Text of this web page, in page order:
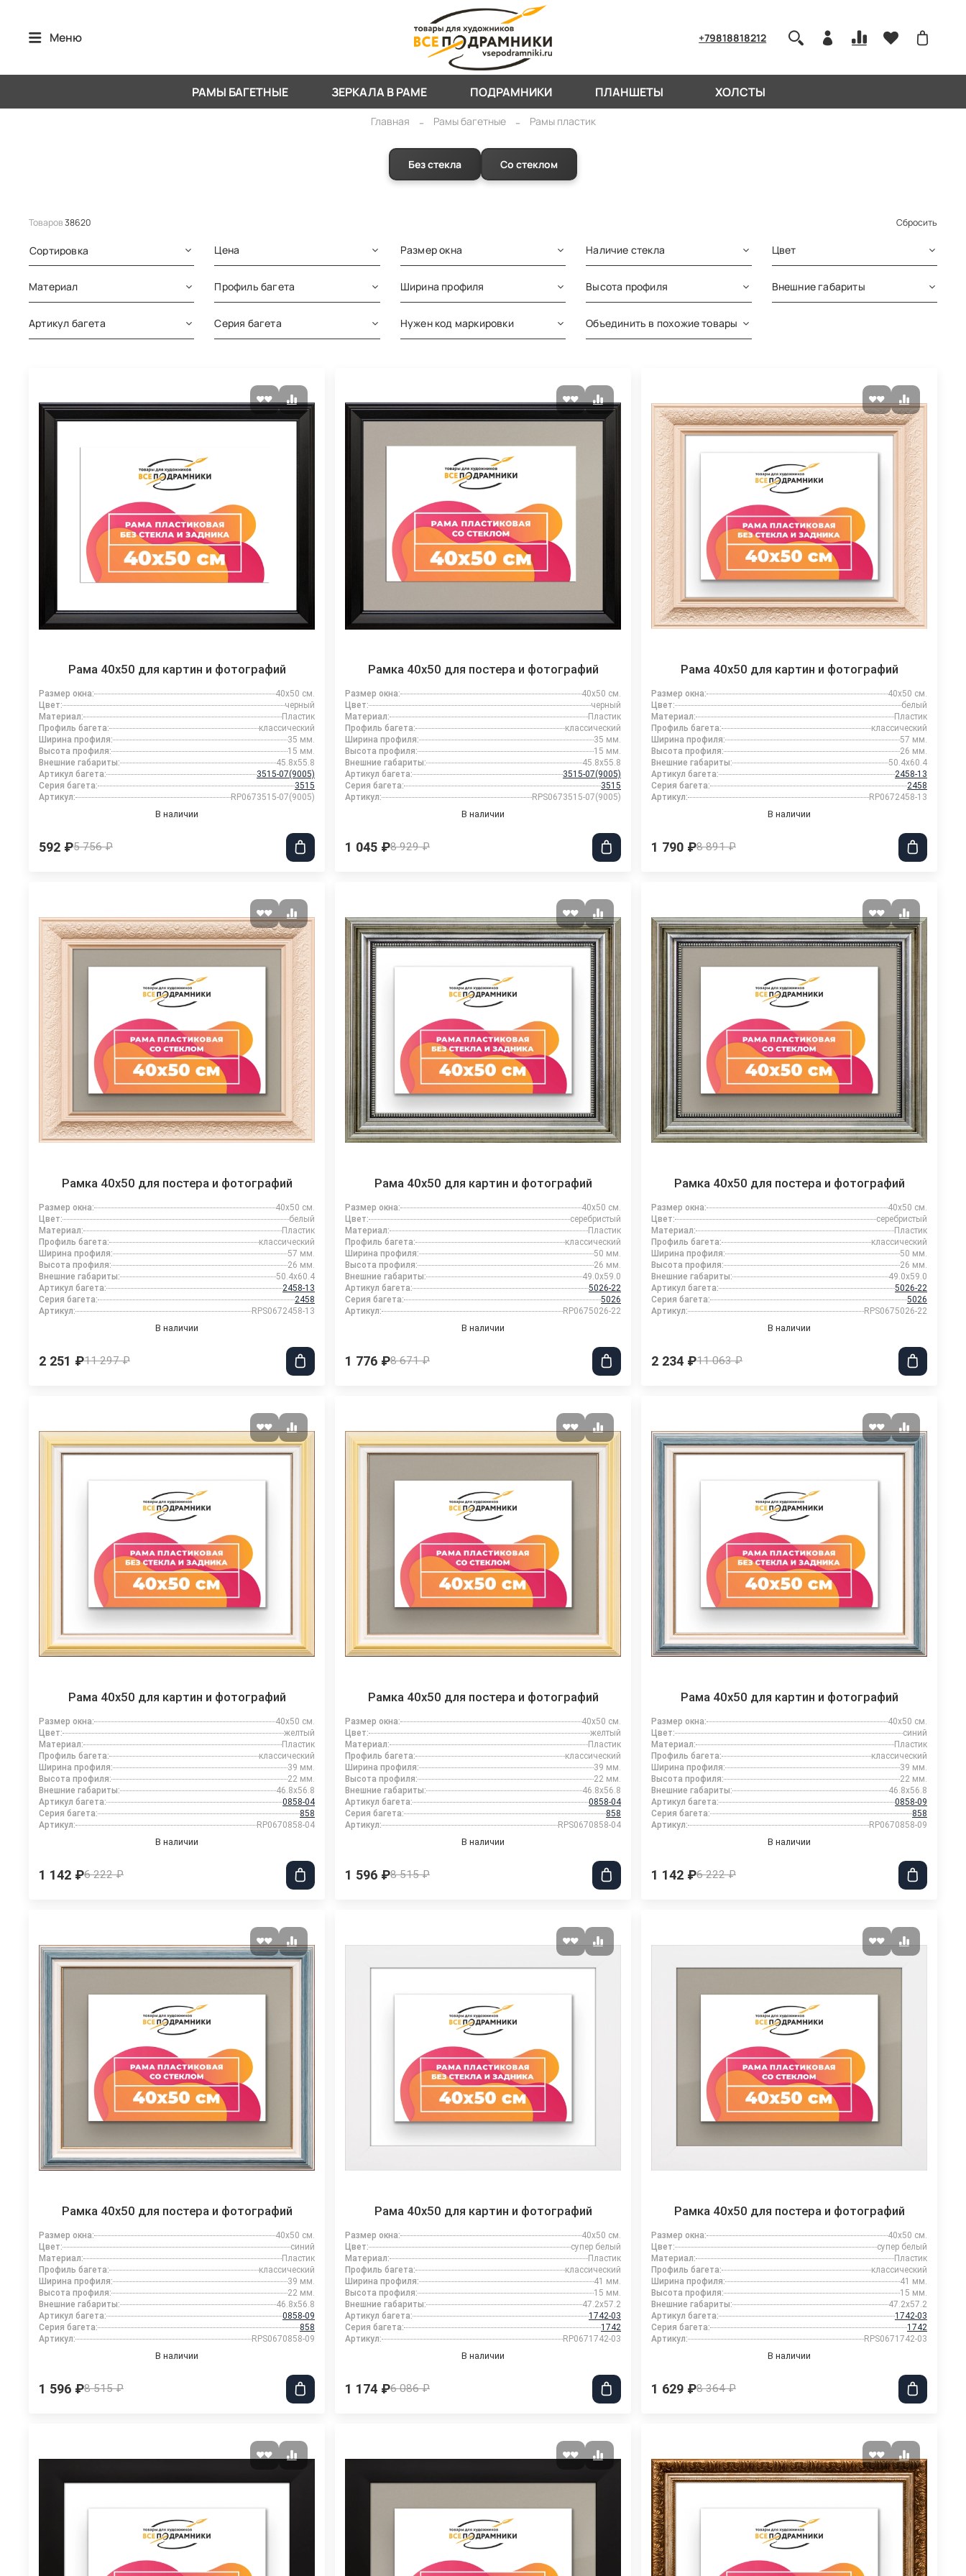
Меню +79818818212
РАМЫ БАГЕТНЫЕ ЗЕРКАЛА В РАМЕ ПОДРАМНИКИ ПЛАНШЕТЫ ХОЛСТЫ
Главная Рамы багетные Рамы пластик
Без стекла Со стеклом
Товаров38620 Сбросить
Сортировка Цена Размер окна Наличие стекла Цвет
Материал Профиль багета Ширина профиля Высота профиля Внешние габариты
Артикул багета Серия багета Нужен код маркировки Объединить в похожие товары
Рама 40x50 для картин и фотографий
Размер окна:
40x50 см.
Цвет:
черный
Материал:
Пластик
Профиль багета:
классический
Ширина профиля:
35 мм.
Высота профиля:
15 мм.
Внешние габариты:
45.8x55.8
Артикул багета:
3515-07(9005)
Серия багета:
3515
Артикул:
RP0673515-07(9005)
В наличии
592 ₽5 756 ₽
Рамка 40x50 для постера и фотографий
Размер окна:
40x50 см.
Цвет:
черный
Материал:
Пластик
Профиль багета:
классический
Ширина профиля:
35 мм.
Высота профиля:
15 мм.
Внешние габариты:
45.8x55.8
Артикул багета:
3515-07(9005)
Серия багета:
3515
Артикул:
RPS0673515-07(9005)
В наличии
1 045 ₽8 929 ₽
Рама 40x50 для картин и фотографий
Размер окна:
40x50 см.
Цвет:
белый
Материал:
Пластик
Профиль багета:
классический
Ширина профиля:
57 мм.
Высота профиля:
26 мм.
Внешние габариты:
50.4x60.4
Артикул багета:
2458-13
Серия багета:
2458
Артикул:
RP0672458-13
В наличии
1 790 ₽8 891 ₽
Рамка 40x50 для постера и фотографий
Размер окна:
40x50 см.
Цвет:
белый
Материал:
Пластик
Профиль багета:
классический
Ширина профиля:
57 мм.
Высота профиля:
26 мм.
Внешние габариты:
50.4x60.4
Артикул багета:
2458-13
Серия багета:
2458
Артикул:
RPS0672458-13
В наличии
2 251 ₽11 297 ₽
Рама 40x50 для картин и фотографий
Размер окна:
40x50 см.
Цвет:
серебристый
Материал:
Пластик
Профиль багета:
классический
Ширина профиля:
50 мм.
Высота профиля:
26 мм.
Внешние габариты:
49.0x59.0
Артикул багета:
5026-22
Серия багета:
5026
Артикул:
RP0675026-22
В наличии
1 776 ₽8 671 ₽
Рамка 40x50 для постера и фотографий
Размер окна:
40x50 см.
Цвет:
серебристый
Материал:
Пластик
Профиль багета:
классический
Ширина профиля:
50 мм.
Высота профиля:
26 мм.
Внешние габариты:
49.0x59.0
Артикул багета:
5026-22
Серия багета:
5026
Артикул:
RPS0675026-22
В наличии
2 234 ₽11 063 ₽
Рама 40x50 для картин и фотографий
Размер окна:
40x50 см.
Цвет:
желтый
Материал:
Пластик
Профиль багета:
классический
Ширина профиля:
39 мм.
Высота профиля:
22 мм.
Внешние габариты:
46.8x56.8
Артикул багета:
0858-04
Серия багета:
858
Артикул:
RP0670858-04
В наличии
1 142 ₽6 222 ₽
Рамка 40x50 для постера и фотографий
Размер окна:
40x50 см.
Цвет:
желтый
Материал:
Пластик
Профиль багета:
классический
Ширина профиля:
39 мм.
Высота профиля:
22 мм.
Внешние габариты:
46.8x56.8
Артикул багета:
0858-04
Серия багета:
858
Артикул:
RPS0670858-04
В наличии
1 596 ₽8 515 ₽
Рама 40x50 для картин и фотографий
Размер окна:
40x50 см.
Цвет:
синий
Материал:
Пластик
Профиль багета:
классический
Ширина профиля:
39 мм.
Высота профиля:
22 мм.
Внешние габариты:
46.8x56.8
Артикул багета:
0858-09
Серия багета:
858
Артикул:
RP0670858-09
В наличии
1 142 ₽6 222 ₽
Рамка 40x50 для постера и фотографий
Размер окна:
40x50 см.
Цвет:
синий
Материал:
Пластик
Профиль багета:
классический
Ширина профиля:
39 мм.
Высота профиля:
22 мм.
Внешние габариты:
46.8x56.8
Артикул багета:
0858-09
Серия багета:
858
Артикул:
RPS0670858-09
В наличии
1 596 ₽8 515 ₽
Рама 40x50 для картин и фотографий
Размер окна:
40x50 см.
Цвет:
супер белый
Материал:
Пластик
Профиль багета:
классический
Ширина профиля:
41 мм.
Высота профиля:
15 мм.
Внешние габариты:
47.2x57.2
Артикул багета:
1742-03
Серия багета:
1742
Артикул:
RP0671742-03
В наличии
1 174 ₽6 086 ₽
Рамка 40x50 для постера и фотографий
Размер окна:
40x50 см.
Цвет:
супер белый
Материал:
Пластик
Профиль багета:
классический
Ширина профиля:
41 мм.
Высота профиля:
15 мм.
Внешние габариты:
47.2x57.2
Артикул багета:
1742-03
Серия багета:
1742
Артикул:
RPS0671742-03
В наличии
1 629 ₽8 364 ₽